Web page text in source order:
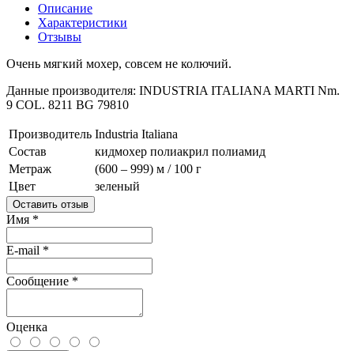
Описание
Характеристики
Отзывы
Очень мягкий мохер, совсем не колючий.
Данные производителя: INDUSTRIA ITALIANA MARTI Nm.
9 COL. 8211 BG 79810
Производитель Industria Italiana
Состав
кидмохер полиакрил полиамид
Метраж
(600 – 999) м / 100 г
Цвет
зеленый
Оставить отзыв
Имя *
E-mail *
Сообщение *
Оценка